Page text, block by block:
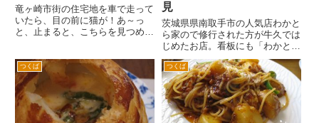
竜ヶ崎市街の住宅地を車で走って
いたら、目の前に猫が！あ～っ
と、止まると、こちらを見つめる
宅街だし、猫かとおもった。しか
も、何事もなかったようにもどる
し。 自分の経験では、柏...
見
茨城県県南取手市の人気店わかと
ら家ので修行された方が牛久では
じめたお店。看板にも「わかとら
家直系」とうたわれててます。
場所は、牛久市街からはちょっと
離れた郊外になります。国道６号
線から国道４０８号線江戸崎方面
へ。しばらく進むと左手に県立
牛...
つくば つくば